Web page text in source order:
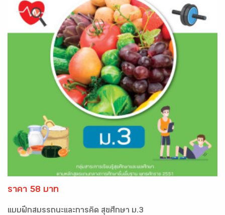
ราคา 58 บาท
แบบฝึกสมรรถนะและการคิด สุขศึกษา ม.3